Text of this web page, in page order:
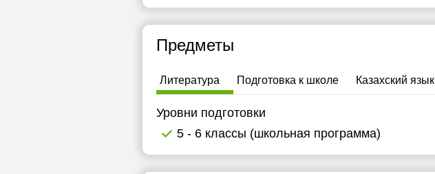
Предметы
Литература Подготовка к школе Казахский язык
Уровни подготовки
5 - 6 классы (школьная программа)
14:00
14:30
15:00
16:00
16:30
свободных
свободных